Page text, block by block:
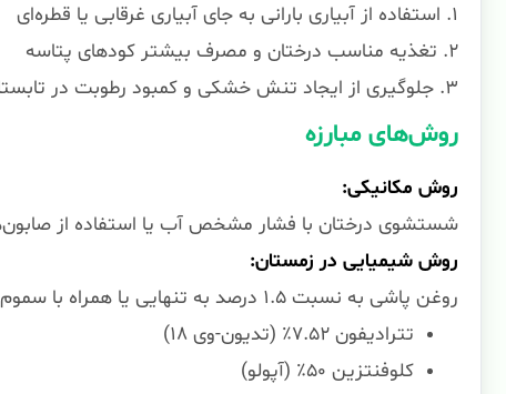
۱. استفاده از آبیاری بارانی به جای آبیاری غرقابی یا قطره‌ای
۲. تغذیه مناسب درختان و مصرف بیشتر کودهای پتاسه
۳. جلوگیری از ایجاد تنش خشکی و کمبود رطوبت در تابستان
روش‌های مبارزه
روش مکانیکی:
شستشوی درختان با فشار مشخص آب یا استفاده از
روش شیمیایی در زمستان:
روغن پاشی به نسبت ۱.۵ درصد به تنهایی یا همراه با سموم زیر جهت تخم‌کشی:
تترادیفون ۷.۵۲٪ (تدیون-وی ۱۸)
کلوفنتزین ۵۰٪ (آپولو)